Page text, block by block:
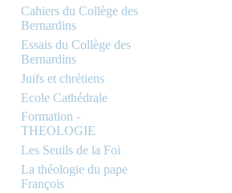
Cahiers du Collège des
Bernardins
Essais du Collège des
Bernardins
Juifs et chrétiens
Ecole Cathédrale
Formation -
THEOLOGIE
Les Seuils de la Foi
La théologie du pape
François